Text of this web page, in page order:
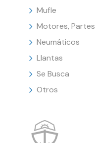
Mufle
Motores, Partes
Neumáticos
Llantas
Se Busca
Otros